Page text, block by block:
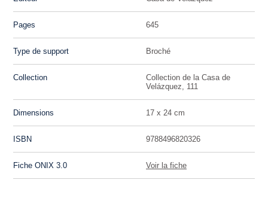
Pages 645
Type de support Broché
Collection
Collection de la Casa de
Velázquez, 111
Dimensions 17 x 24 cm
ISBN 9788496820326
Fiche ONIX 3.0 Voir la fiche